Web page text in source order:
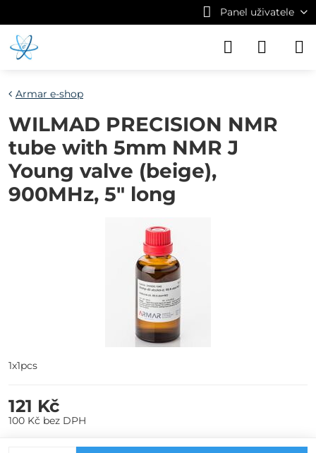
Panel uživatele
Armar e-shop
WILMAD PRECISION NMR
tube with 5mm NMR J
Young valve (beige),
900MHz, 5" long
1x1pcs
121 Kč
100 Kč bez DPH